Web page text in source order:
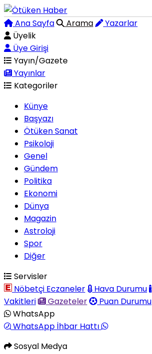
Ana Sayfa Arama
Yazarlar
Üyelik
Üye Girişi
Yayın/Gazete
Yayınlar
Kategoriler
Künye
Başyazı
Ötüken Sanat
Psikoloji
Genel
Gündem
Politika
Ekonomi
Dünya
Magazin
Astroloji
Spor
Diğer
Servisler
Nöbetçi Eczaneler
Hava Durumu
Vakitleri
Gazeteler
Puan Durumu
WhatsApp
WhatsApp İhbar Hattı
Sosyal Medya